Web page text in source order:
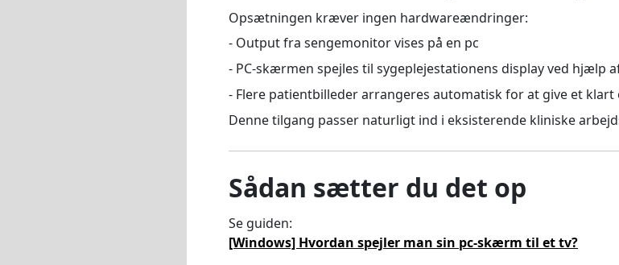
Opsætningen kræver ingen hardwareændringer:
- Output fra sengemonitor vises på en pc
- PC-skærmen spejles til sygeplejestationens display ved hjælp
- Flere patientbilleder arrangeres automatisk for at give et klart
Denne tilgang passer naturligt ind i eksisterende kliniske
Sådan sætter du det op
Se guiden:
[Windows] Hvordan spejler man sin pc-skærm til et tv?